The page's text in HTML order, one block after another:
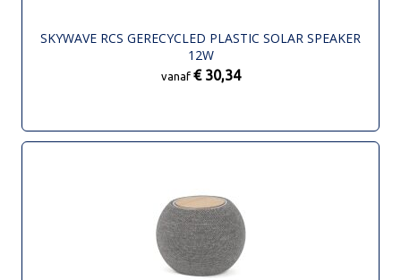
SKYWAVE RCS GERECYCLED PLASTIC SOLAR SPEAKER
12W
vanaf € 30,34